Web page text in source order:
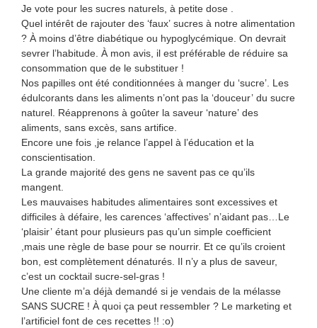
Je vote pour les sucres naturels, à petite dose .
Quel intérêt de rajouter des ‘faux’ sucres à notre alimentation
? À moins d’être diabétique ou hypoglycémique. On devrait
sevrer l’habitude. À mon avis, il est préférable de réduire sa
consommation que de le substituer !
Nos papilles ont été conditionnées à manger du ‘sucre’. Les
édulcorants dans les aliments n’ont pas la ‘douceur’ du sucre
naturel. Réapprenons à goûter la saveur ‘nature’ des
aliments, sans excès, sans artifice.
Encore une fois ,je relance l’appel à l’éducation et la
conscientisation.
La grande majorité des gens ne savent pas ce qu’ils
mangent.
Les mauvaises habitudes alimentaires sont excessives et
difficiles à défaire, les carences ‘affectives’ n’aidant pas…Le
‘plaisir’ étant pour plusieurs pas qu’un simple coefficient
,mais une règle de base pour se nourrir. Et ce qu’ils croient
bon, est complètement dénaturés. Il n’y a plus de saveur,
c’est un cocktail sucre-sel-gras !
Une cliente m’a déjà demandé si je vendais de la mélasse
SANS SUCRE ! À quoi ça peut ressembler ? Le marketing et
l’artificiel font de ces recettes !! :o)